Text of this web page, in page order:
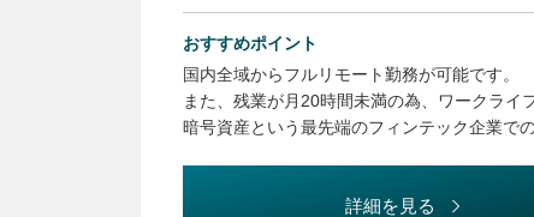
・コンプライアンス委員会の運営
・社内規程等の整備・管理
・広告審査業務
・暗号資産関係情報等の管理
・監督官庁対応
・その他コンプライアンス推進に付随する業
おすすめポイント
国内全域からフルリモート勤務が可能です。
また、残業が月20時間未満の為、ワークライ
暗号資産という最先端のフィンテック企業で
詳細を見る